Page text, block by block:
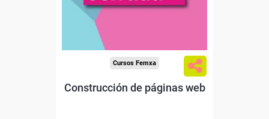
Cursos Femxa
Construcción de páginas web